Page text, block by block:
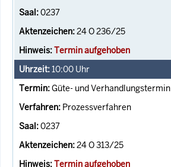
0237
24 O 236/25
Termin aufgehoben
10:00 Uhr
Güte- und Verhandlungstermin
Prozessverfahren
0237
24 O 313/25
Termin aufgehoben